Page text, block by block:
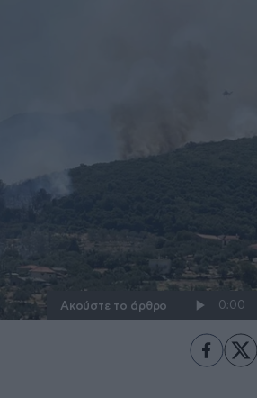
Ακούστε το άρθρο